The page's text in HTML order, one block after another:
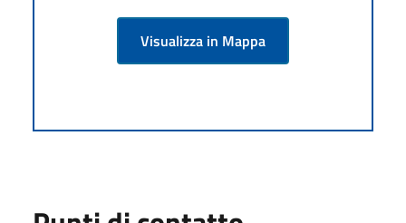
Visualizza in Mappa